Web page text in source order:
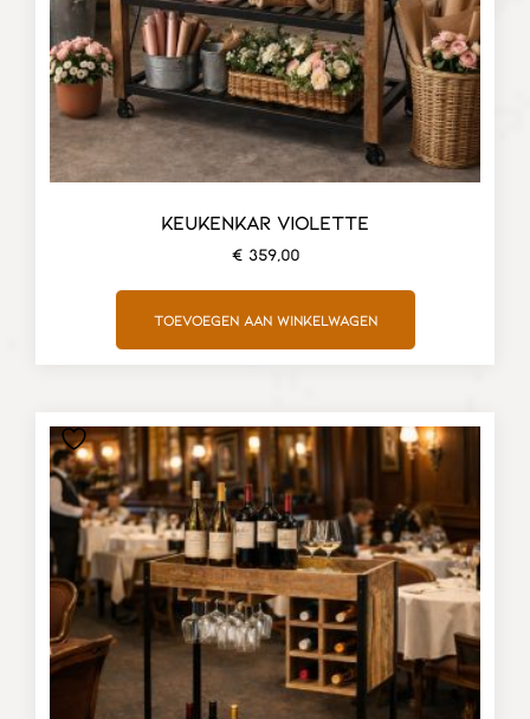
KEUKENKAR VIOLETTE
€359,00
Toevoegen aan winkelwagen